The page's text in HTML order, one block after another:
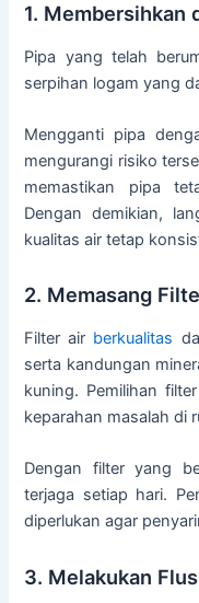
1. Membersihkan
Pipa yang telah
serpihan logam yang
Mengganti pipa
mengurangi risiko
memastikan pipa
Dengan demikian,
kualitas air tetap
2. Memasang
Filter air berkualitas
serta kandungan
kuning. Pemilihan
keparahan masalah di
Dengan filter yang
terjaga setiap hari.
diperlukan agar
3. Melakukan